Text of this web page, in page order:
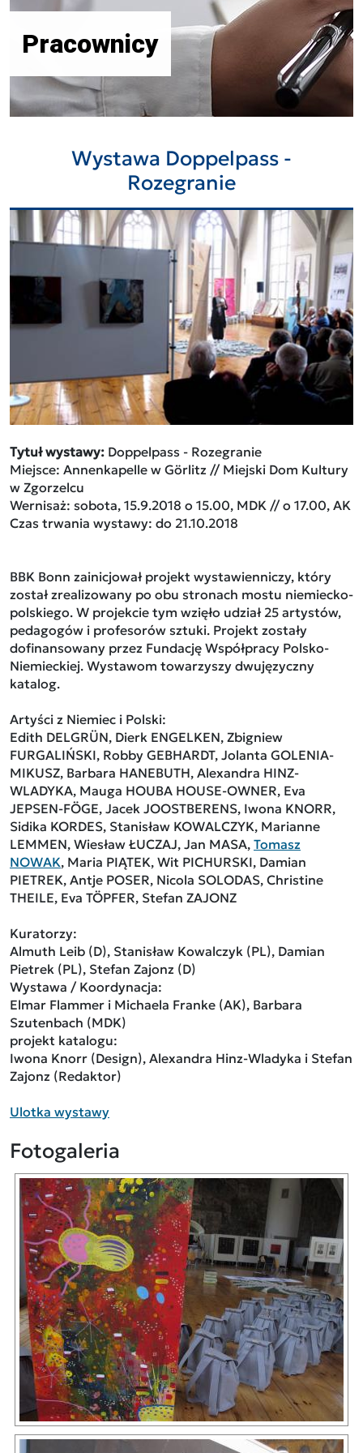
Pracownicy
Wystawa Doppelpass -
Rozegranie
Tytuł wystawy: Doppelpass - Rozegranie
Miejsce: Annenkapelle w Görlitz // Miejski Dom Kultury
w Zgorzelcu
Wernisaż: sobota, 15.9.2018 o 15.00, MDK // o 17.00, AK
Czas trwania wystawy: do 21.10.2018
BBK Bonn zainicjował projekt wystawienniczy, który
został zrealizowany po obu stronach mostu niemiecko-
polskiego. W projekcie tym wzięło udział 25 artystów,
pedagogów i profesorów sztuki. Projekt zostały
dofinansowany przez Fundację Współpracy Polsko-
Niemieckiej. Wystawom towarzyszy dwujęzyczny
katalog.
Artyści z Niemiec i Polski:
Edith DELGRÜN, Dierk ENGELKEN, Zbigniew
FURGALIŃSKI, Robby GEBHARDT, Jolanta GOLENIA-
MIKUSZ, Barbara HANEBUTH, Alexandra HINZ-
WLADYKA, Mauga HOUBA HOUSE-OWNER, Eva
JEPSEN-FÖGE, Jacek JOOSTBERENS, Iwona KNORR,
Sidika KORDES, Stanisław KOWALCZYK, Marianne
LEMMEN, Wiesław ŁUCZAJ, Jan MASA, Tomasz
NOWAK, Maria PIĄTEK, Wit PICHURSKI, Damian
PIETREK, Antje POSER, Nicola SOLODAS, Christine
THEILE, Eva TÖPFER, Stefan ZAJONZ
Kuratorzy:
Almuth Leib (D), Stanisław Kowalczyk (PL), Damian
Pietrek (PL), Stefan Zajonz (D)
Wystawa / Koordynacja:
Elmar Flammer i Michaela Franke (AK), Barbara
Szutenbach (MDK)
projekt katalogu:
Iwona Knorr (Design), Alexandra Hinz-Wladyka i Stefan
Zajonz (Redaktor)
Ulotka wystawy
Fotogaleria